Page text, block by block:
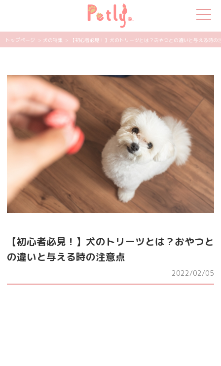
猫の特集
ペット用品
飼い主さんの悩み
ペットの気持ち
知って得する
エンタメ
トップページ > 犬の特集 > 【初心者必見！】犬のトリーツとは？おやつとの違いと与える時の
【初心者必見！】犬のトリーツとは？おやつと
の違いと与える時の注意点
2022/02/05